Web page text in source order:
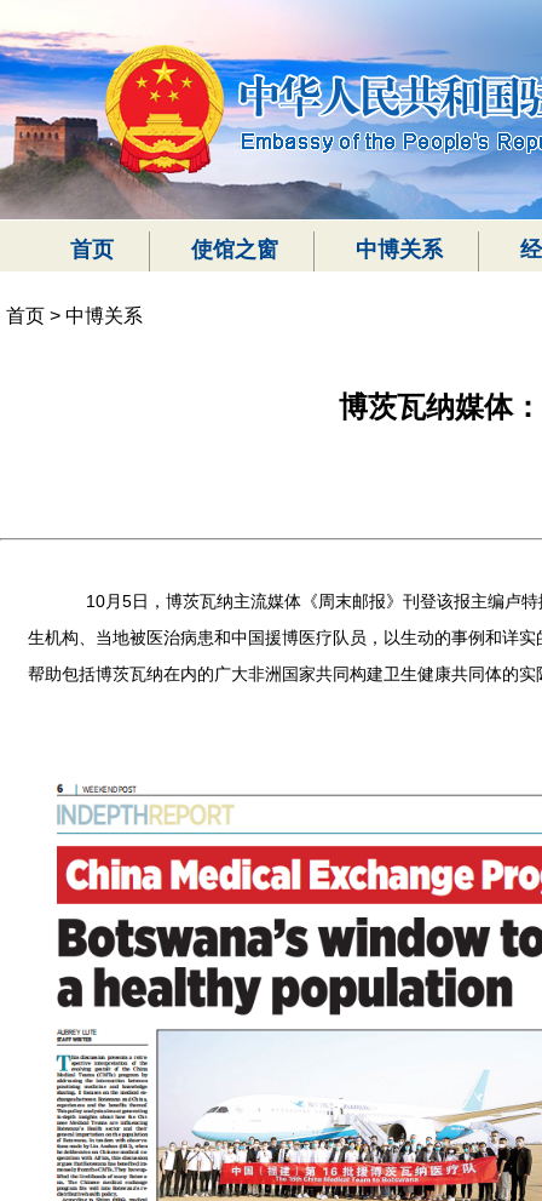
首页 使馆之窗 中博关系
首页 > 中博关系
博茨瓦纳媒体
10月5日，博茨瓦纳主流媒体《周末邮报》刊登该报主编卢特
生机构、当地被医治病患和中国援博医疗队员，以生动的事例和详
帮助包括博茨瓦纳在内的广大非洲国家共同构建卫生健康共同体的实